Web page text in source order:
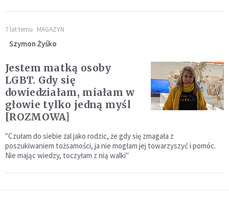
7 lat temu MAGAZYN
Szymon Żyśko
Jestem matką osoby
LGBT. Gdy się
dowiedziałam, miałam w
głowie tylko jedną myśl
[ROZMOWA]
"Czułam do siebie żal jako rodzic, że gdy się zmagała z
poszukiwaniem tożsamości, ja nie mogłam jej towarzyszyć i pomóc.
Nie mając wiedzy, toczyłam z nią walki"